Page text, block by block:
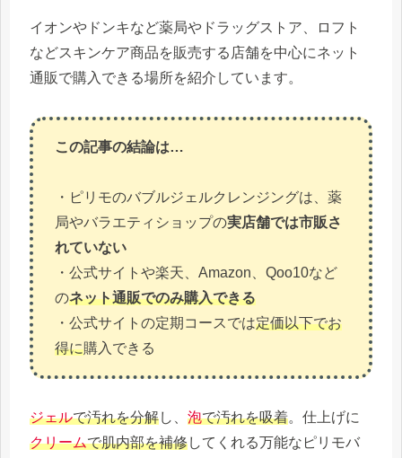
イオンやドンキなど薬局やドラッグストア、ロフト
などスキンケア商品を販売する店舗を中心にネット
通販で購入できる場所を紹介しています。
この記事の結論は…
・ピリモのバブルジェルクレンジングは、薬
局やバラエティショップの実店舗では市販さ
れていない
・公式サイトや楽天、Amazon、Qoo10など
のネット通販でのみ購入できる
・公式サイトの定期コースでは定価以下でお
得に購入できる
ジェルで汚れを分解し、 泡で汚れを吸着。仕上げに
クリームで肌内部を補修してくれる万能なピリモバ